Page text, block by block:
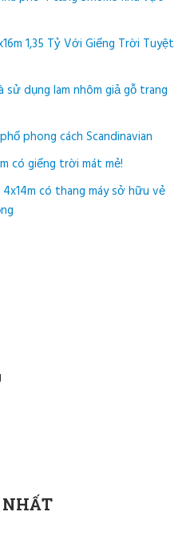
1,35 Tỷ Với Giếng Trời Tuyệt
sử dụng lam nhôm giả gỗ trang
phong cách Scandinavian
có giếng trời mát mẻ!
có thang máy sở hữu vẻ